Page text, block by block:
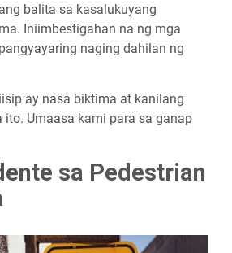
balita sa kasalukuyang
Iniimbestigahan na ng mga
naging dahilan ng
ay nasa biktima at kanilang
ito. Umaasa kami para sa ganap
sa Pedestrian